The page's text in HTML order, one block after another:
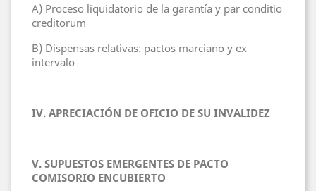
A) Proceso liquidatorio de la garantía y par conditio
creditorum
B) Dispensas relativas: pactos marciano y ex
intervalo
IV. APRECIACIÓN DE OFICIO DE SU INVALIDEZ
V. SUPUESTOS EMERGENTES DE PACTO
COMISORIO ENCUBIERTO